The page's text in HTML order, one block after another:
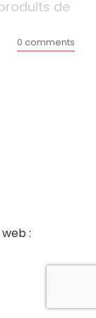
de
0 comments
: